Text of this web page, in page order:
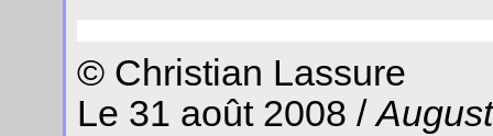
© Christian Lassure
Le 31 août 2008 /